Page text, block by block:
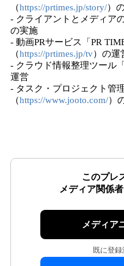
（https://prtimes.jp/story/）
- クライアントとメディア
の実施
- 動画PRサービス「PR
（https://prtimes.jp/tv）の運
- クラウド情報整理ツール
運営
- タスク・プロジェクト管
（https://www.jooto.com/）
このプレ
メディア関係
メディア
既に登録